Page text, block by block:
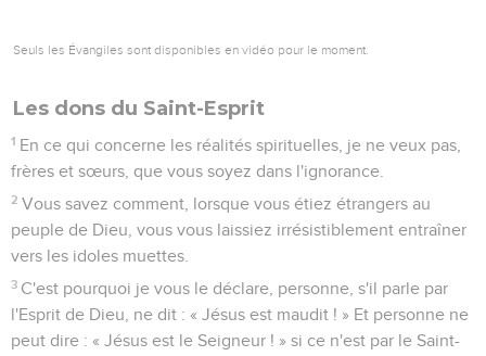
Seuls les Évangiles sont disponibles en vidéo pour le moment.
Les dons du Saint-Esprit
1 En ce qui concerne les réalités spirituelles, je ne veux pas,
frères et sœurs, que vous soyez dans l'ignorance.
2 Vous savez comment, lorsque vous étiez étrangers au
peuple de Dieu, vous vous laissiez irrésistiblement entraîner
vers les idoles muettes.
3 C'est pourquoi je vous le déclare, personne, s'il parle par
l'Esprit de Dieu, ne dit : « Jésus est maudit ! » Et personne ne
peut dire : « Jésus est le Seigneur ! » si ce n'est par le Saint-